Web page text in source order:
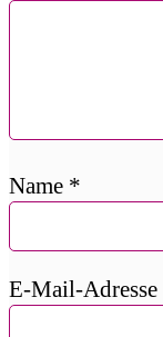
Name *
E-Mail-Adresse